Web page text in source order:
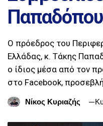
Ο πρόεδρος του
Ελλάδας, κ. Τάκης
ο ίδιος μέσα από τον
στο Facebook,
Νίκος Κυριαζής